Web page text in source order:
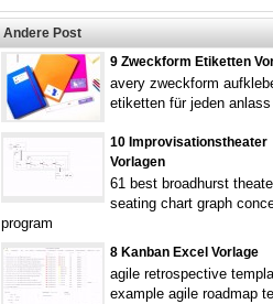
Andere Post
9 Zweckform Etiketten
avery zweckform
etiketten für jeden anlass
10 Improvisationstheater
Vorlagen
61 best broadhurst
seating chart graph
program
8 Kanban Excel Vorlage
agile retrospective
example agile roadmap